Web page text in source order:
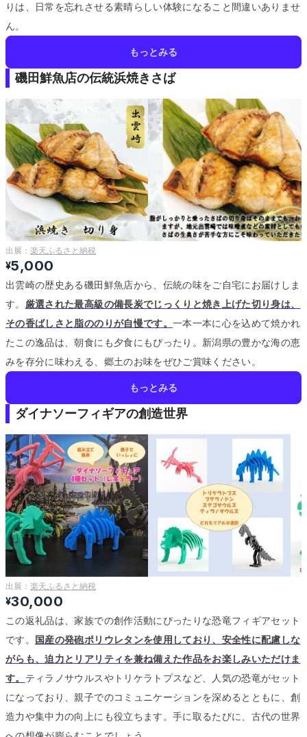
りは、日常を忘れさせる素晴らしい体験になること間違いありませ
ん。
もっとみる
磯田鮮魚店の伝統浜焼きさば
出展： 楽天ふるさと納税
¥5,000
出雲崎の歴史ある磯田鮮魚店から、伝統の味をご自宅にお届けしま
す。 厳選された最高級の備長炭でじっくりと焼き上げた切り身は、
その香ばしさと脂ののりが自慢です。 一本一本に心を込めて焼かれ
たこの逸品は、朝食にも夕食にもぴったり。 新潟県の豊かな海の恵
みを存分に味わえる、郷土のお味をぜひご賞味ください。
もっとみる
ダイナソーフィギアの創造世界
出展： 楽天ふるさと納税
¥30,000
この返礼品は、家族での創作活動にぴったりな恐竜フィギアセット
です。 国産の発砲ポリウレタンを使用しており、安全性に配慮しな
がらも、迫力とリアリティを兼ね備えた作品をお楽しみいただけま
す。 ティラノサウルスやトリケラトプスなど、人気の恐竜がセット
になっており、親子でのコミュニケーションを深めるとともに、創
造力や集中力の向上にも役立ちます。 手に取るたびに、古代の世界